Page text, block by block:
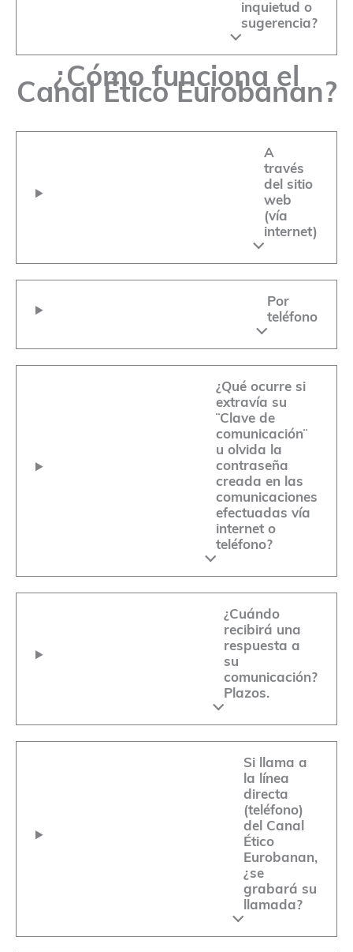
inquietud o
sugerencia?
¿Cómo funciona el
Canal Ético Eurobanan?
A
través
del sitio
web
(vía
internet)
Por
teléfono
¿Qué ocurre si
extravía su
¨Clave de
comunicación¨
u olvida la
contraseña
creada en las
comunicaciones
efectuadas vía
internet o
teléfono?
¿Cuándo
recibirá una
respuesta a
su
comunicación?
Plazos.
Si llama a
la línea
directa
(teléfono)
del Canal
Ético
Eurobanan,
¿se
grabará su
llamada?